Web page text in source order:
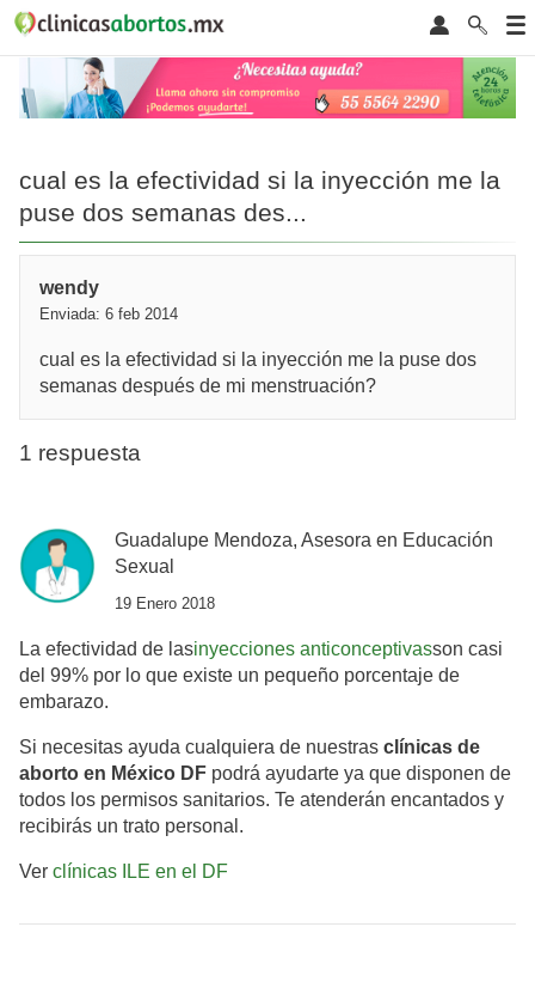
cual es la efectividad si la inyección me la
puse dos semanas des...
wendy
Enviada: 6 feb 2014
cual es la efectividad si la inyección me la puse dos
semanas después de mi menstruación?
1 respuesta
Guadalupe Mendoza, Asesora en Educación
Sexual
19 Enero 2018
La efectividad de lasinyecciones anticonceptivasson casi
del 99% por lo que existe un pequeño porcentaje de
embarazo.
Si necesitas ayuda cualquiera de nuestras clínicas de
aborto en México DF podrá ayudarte ya que disponen de
todos los permisos sanitarios. Te atenderán encantados y
recibirás un trato personal.
Ver clínicas ILE en el DF